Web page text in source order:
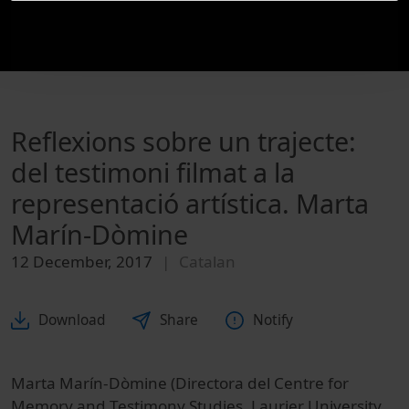
Reflexions sobre un trajecte:
del testimoni filmat a la
representació artística. Marta
Marín-Dòmine
12 December, 2017 Catalan
Download Share Notify
Marta Marín-Dòmine (Directora del Centre for